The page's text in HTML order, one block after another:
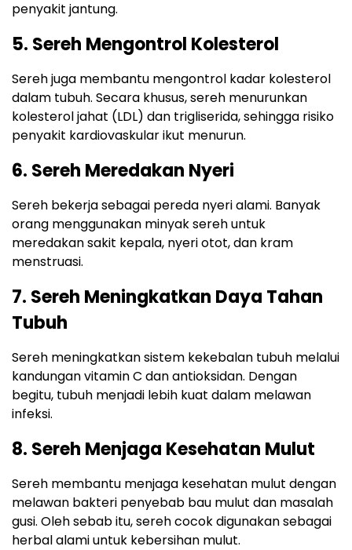
penyakit jantung.
5. Sereh Mengontrol Kolesterol
Sereh juga membantu mengontrol kadar kolesterol
dalam tubuh. Secara khusus, sereh menurunkan
kolesterol jahat (LDL) dan trigliserida, sehingga risiko
penyakit kardiovaskular ikut menurun.
6. Sereh Meredakan Nyeri
Sereh bekerja sebagai pereda nyeri alami. Banyak
orang menggunakan minyak sereh untuk
meredakan sakit kepala, nyeri otot, dan kram
menstruasi.
7. Sereh Meningkatkan Daya Tahan
Tubuh
Sereh meningkatkan sistem kekebalan tubuh melalui
kandungan vitamin C dan antioksidan. Dengan
begitu, tubuh menjadi lebih kuat dalam melawan
infeksi.
8. Sereh Menjaga Kesehatan Mulut
Sereh membantu menjaga kesehatan mulut dengan
melawan bakteri penyebab bau mulut dan masalah
gusi. Oleh sebab itu, sereh cocok digunakan sebagai
herbal alami untuk kebersihan mulut.